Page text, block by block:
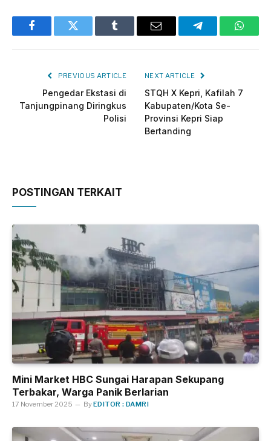
FacebookTwitter Tumblr Email Telegram
PREVIOUS ARTICLE
Pengedar Ekstasi di
Tanjungpinang Diringkus
Polisi
NEXT ARTICLE
STQH X Kepri, Kafilah 7
Kabupaten/Kota Se-
Provinsi Kepri Siap
Bertanding
POSTINGAN TERKAIT
Mini Market HBC Sungai Harapan Sekupang
Terbakar, Warga Panik Berlarian
17 November 2025 ByEDITOR : DAMRI